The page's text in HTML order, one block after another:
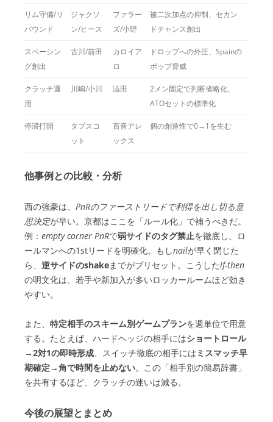
リム守備/リ
バウンド
ジャクソ
ン/ヒース
ファラー
ズ/小野
被二次加点の抑制、セカン
ドチャンス創出
スペーシン
グ創出
古川/前田
カロイア
ロ
ドロップへの外圧、Spainの
ポップ脅威
クラッチ運
用
川嶋/小川 澁田
2メン固定で判断省略化、
ATOセットの標準化
停滞打開
タプスコ
ット
百音アレ
ックス
個の創造性で0→1を生む
他事例との比較・分析
西の強豪は、 PnRのファーストリードで利得を出し切る意
思決定が早い。京都はここを「ルール化」で補うべきだ。
例： empty corner PnRで弱サイドのタグ禁止を徹底し、ロ
ールマンへの1stリードを明確化。もしnailが早く閉じた
ら、 逆サイドのshakeまでがプリセット。こうしたif-then
の明文化は、若手や新加入が多いロッカールームほど効き
やすい。
また、 特定相手のスキーム別ゲームプランを週単位で用意
する。たとえば、ハードヘッジの相手にはショートロール
→2対1の即時形成、スイッチ徹底の相手には ミスマッチ早
期確定→角で時間を止めない。この「相手別の簡易辞書」
を共有するほど、クラッチの迷いは減る。
今後の展望とまとめ